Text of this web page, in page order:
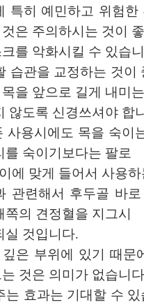
특히 예민하고 위험
은 주의하시는 것이
를 악화시킬 수 있습
습관을 교정하는 것이
을 앞으로 길게 내미는
않도록 신경쓰셔야 합
사용시에도 목을 숙이
를 숙이기보다는 팔로
에 맞게 들어서 사용
관련해서 후두골 바
의 견정혈을 지그시
실 것입니다.
은 부위에 있기 때문
것은 의미가 없습니
는 효과는 기대할 수